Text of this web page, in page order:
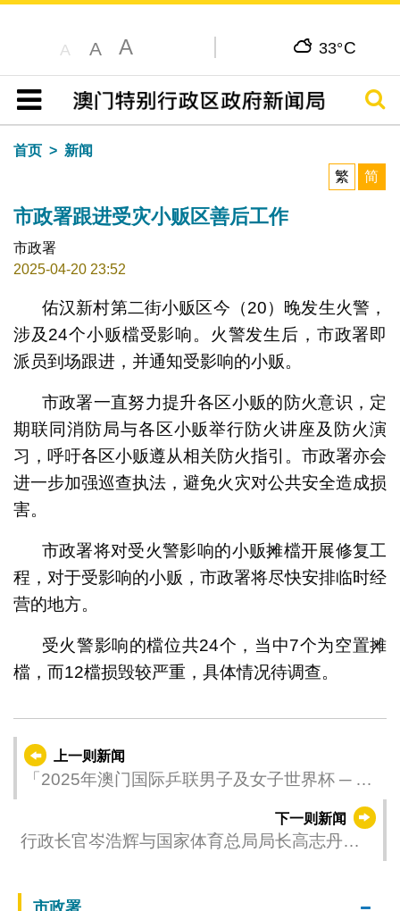
A A A 33°C
目录
搜寻
首页
新闻
繁
简
市政署跟进受灾小贩区善后工作
市政署
2025-04-20 23:52
佑汉新村第二街小贩区今（20）晚发生火警，
涉及24个小贩檔受影响。火警发生后，市政署即
派员到场跟进，并通知受影响的小贩。
市政署一直努力提升各区小贩的防火意识，定
期联同消防局与各区小贩举行防火讲座及防火演
习，呼吁各区小贩遵从相关防火指引。市政署亦会
进一步加强巡查执法，避免火灾对公共安全造成损
害。
市政署将对受火警影响的小贩摊檔开展修复工
程，对于受影响的小贩，市政署将尽快安排临时经
营的地方。
受火警影响的檔位共24个，当中7个为空置摊
檔，而12檔损毁较严重，具体情况待调查。
上一则新闻
「2025年澳门国际乒联男子及女子世界杯 ─ 由
银河娱乐集团呈献」雨果・卡尔德拉诺称王 孙
颖莎封后
下一则新闻
行政长官岑浩辉与国家体育总局局长高志丹会
市政署